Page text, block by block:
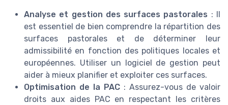
Analyse et gestion des surfaces pastorales : Il
est essentiel de bien comprendre la répartition des
surfaces pastorales et de déterminer leur
admissibilité en fonction des politiques locales et
européennes. Utiliser un logiciel de gestion peut
aider à mieux planifier et exploiter ces surfaces.
Optimisation de la PAC : Assurez-vous de valoir
droits aux aides PAC en respectant les critères